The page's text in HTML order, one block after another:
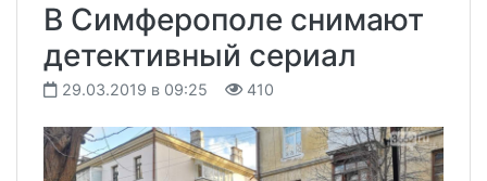
В Симферополе снимают
детективный сериал
29.03.2019 в 09:25 410